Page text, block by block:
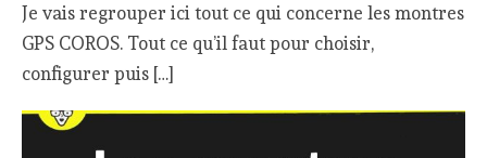
Je vais regrouper ici tout ce qui concerne les montres
GPS COROS. Tout ce qu’il faut pour choisir,
configurer puis […]